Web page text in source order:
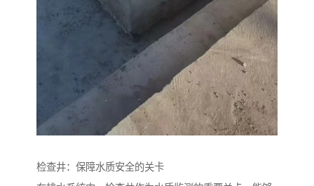
检查井：保障水质安全的关卡